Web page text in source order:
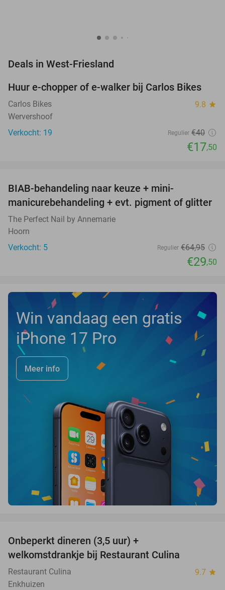
Deals in West-Friesland
56%
Huur e-chopper of e-walker bij Carlos Bikes
Carlos Bikes 9.8 star
Wervershoof
Verkocht: 19
Regulier €40
€17,50
TODAY
BIAB-behandeling naar keuze + mini-
manicurebehandeling + evt. pigment of glitter
The Perfect Nail by Annemarie
Hoorn
Verkocht: 5
Regulier €64,95
€29,50
Win vandaag een gratis
iPhone 17 Pro
Meer info
Onbeperkt dineren (3,5 uur) +
welkomstdrankje bij Restaurant Culina
Restaurant Culina 9.7 star
Enkhuizen